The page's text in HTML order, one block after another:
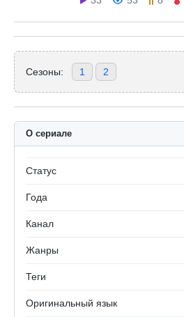
Сезоны: 1 2
О сериале
Статус
Года
Канал
Жанры
Теги
Оригинальный язык